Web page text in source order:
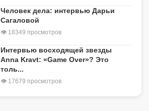
Человек дела: интервью Дарьи
Сагаловой
👁 18349 просмотров
Интервью восходящей звезды
Anna Kravt: «Game Over»? Это
толь...
👁 17679 просмотров